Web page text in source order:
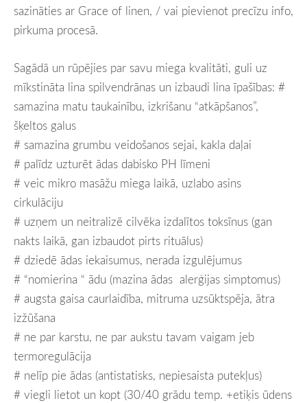
sazināties ar Grace of linen, / vai pievienot precīzu info,
pirkuma procesā.
Sagādā un rūpējies par savu miega kvalitāti, guli uz
mīkstināta lina spilvendrānas un izbaudi lina īpašības: #
samazina matu taukainību, izkrišanu “atkāpšanos”,
šķeltos galus
# samazina grumbu veidošanos sejai, kakla daļai
# palīdz uzturēt ādas dabisko PH līmeni
# veic mikro masāžu miega laikā, uzlabo asins
cirkulāciju
# uzņem un neitralizē cilvēka izdalītos toksīnus (gan
nakts laikā, gan izbaudot pirts rituālus)
# dziedē ādas iekaisumus, nerada izgulējumus
# “nomierina “ ādu (mazina ādas alerģijas simptomus)
# augsta gaisa caurlaidība, mitruma uzsūktspēja, ātra
izžūšana
# ne par karstu, ne par aukstu tavam vaigam jeb
termoregulācija
# nelīp pie ādas (antistatisks, nepiesaista putekļus)
# viegli lietot un kopt (30/40 grādu temp. +etiķis ūdens